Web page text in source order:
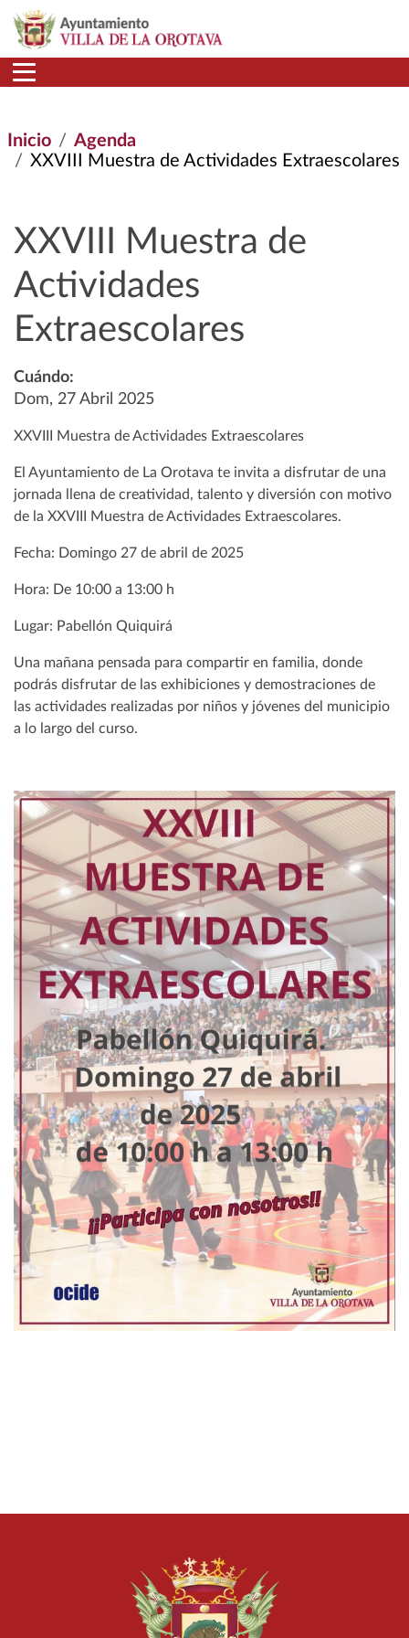
Pasar al contenido principal
Inicio
Agenda
XXVIII Muestra de Actividades Extraescolares
XXVIII Muestra de
Actividades
Extraescolares
Cuándo:
Dom, 27 Abril 2025
XXVIII Muestra de Actividades Extraescolares
El Ayuntamiento de La Orotava te invita a disfrutar de una
jornada llena de creatividad, talento y diversión con motivo
de la XXVIII Muestra de Actividades Extraescolares.
Fecha: Domingo 27 de abril de 2025
Hora: De 10:00 a 13:00 h
Lugar: Pabellón Quiquirá
Una mañana pensada para compartir en familia, donde
podrás disfrutar de las exhibiciones y demostraciones de
las actividades realizadas por niños y jóvenes del municipio
a lo largo del curso.